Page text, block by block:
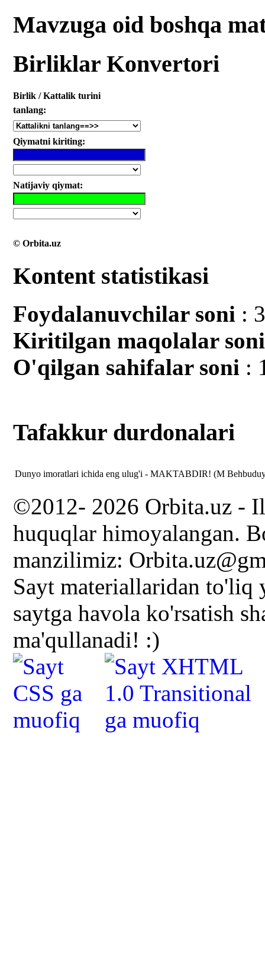
Mavzuga oid boshqa
Birliklar Konvertori
Birlik / Kattalik turini
tanlang:
Qiymatni kiriting:
Natijaviy qiymat:
© Orbita.uz
Kontent statistikasi
Foydalanuvchilar soni :
Kiritilgan mаqolalar soni
O'qilgan sahifalar soni :
Tafakkur durdonalari
Dunyo imoratlari ichida eng ulug'i - MAKTABDIR! (M
©2012- 2026 Orbita.uz -
huquqlar himoyalangan.
manzilimiz:
Sayt materiallaridan
saytga havola ko'rsatish
ma'qullanadi! :)